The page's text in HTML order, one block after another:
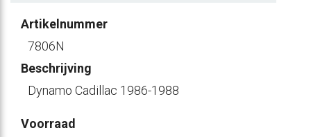
Artikelnummer
7806N
Beschrijving
Dynamo Cadillac 1986-1988
Voorraad